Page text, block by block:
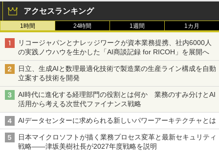
アクセスランキング
1時間 24時間 1週間 1カ月
リコージャパンとナレッジワークが資本業務提携、社内6000人
の実践ノウハウを生かした「AI商談記録 for RICOH」を展開へ
日立、生成AIと数理最適化技術で製造業の生産ライン構成を自動
立案する技術を開発
AI時代に進化する経理部門の役割とは何か 業務のすみ分けとAI
活用から考える次世代ファイナンス戦略
AIデータセンターに求められる新しいパワーアーキテクチャとは
日本マイクロソフトが描く業務プロセス変革と最新セキュリティ
戦略――津坂美樹社長が2027年度戦略を説明